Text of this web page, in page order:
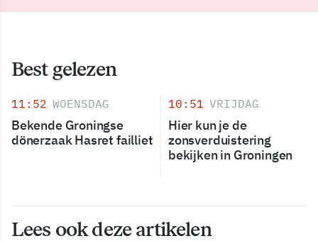
Best gelezen
11:52 WOENSDAG
Bekende Groningse
dönerzaak Hasret failliet
10:51 VRIJDAG
Hier kun je de
zonsverduistering
bekijken in Groningen
Lees ook deze artikelen